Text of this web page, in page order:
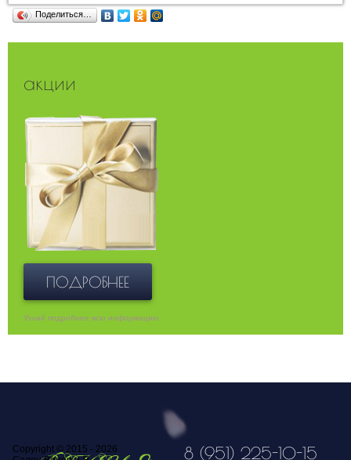
Поделиться…
акции
ПОДРОБНЕЕ
Узнай подробнее всю информацию
Copyright © 2015 - 2026
8 (951) 225-10-15